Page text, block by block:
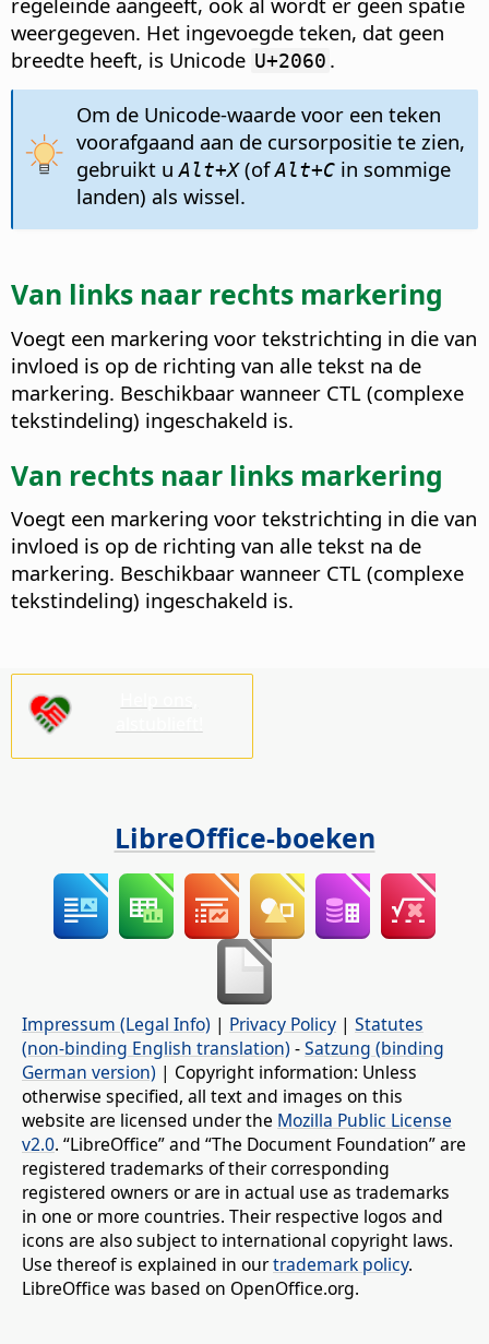
weergegeven. Het ingevoegde teken, dat geen
breedte heeft, is Unicode U+2060 .
Om de Unicode-waarde voor een teken
voorafgaand aan de cursorpositie te zien,
gebruikt uAlt+X(ofAlt+Cin sommige
landen) als wissel.
Van links naar rechts markering
Voegt een markering voor tekstrichting in die van
invloed is op de richting van alle tekst na de
markering. Beschikbaar wanneer CTL (complexe
tekstindeling) ingeschakeld is.
Van rechts naar links markering
Voegt een markering voor tekstrichting in die van
invloed is op de richting van alle tekst na de
markering. Beschikbaar wanneer CTL (complexe
tekstindeling) ingeschakeld is.
LibreOffice-boeken
Impressum (Legal Info) | Privacy Policy | Statutes
(non-binding English translation) -Satzung (binding
German version) | Copyright information: Unless
otherwise specified, all text and images on this
website are licensed under the Mozilla Public License
v2.0. “LibreOffice” and “The Document Foundation” are
registered trademarks of their corresponding
registered owners or are in actual use as trademarks
in one or more countries. Their respective logos and
icons are also subject to international copyright laws.
Use thereof is explained in ourtrademark policy.
LibreOffice was based on OpenOffice.org.